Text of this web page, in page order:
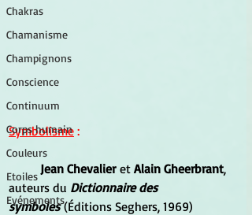
Chakras
Chamanisme
Champignons
Conscience
Continuum
Corps humain
Couleurs
Etoiles
Evénements
Symbolisme :
Jean Chevalier et Alain Gheerbrant,
auteurs du Dictionnaire des
symboles (Éditions Seghers, 1969)